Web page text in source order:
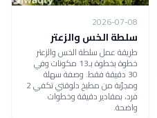
2026-07-08
سلطة الخس والزعتر
طريقة عمل سلطة الخس والزعتر
خطوة بخطوة بـ13 مكونات وفي
30 دقيقة فقط. وصفة سهلة
ومجرّبة من مطبخ دلوقتي تكفي 2
فرد، بمقادير دقيقة وخطوات
واضحة.